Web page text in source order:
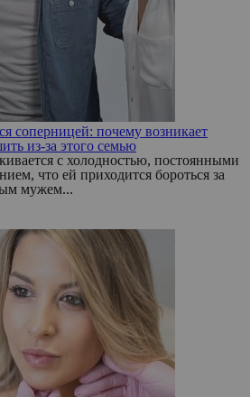
соперницей: почему возникает
из-за этого семью
с холодностью, постоянными
что ей приходится бороться за
мужем...